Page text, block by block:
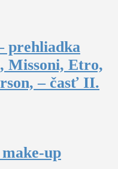
prehliadka
Missoni, Etro,
– časť II.
up